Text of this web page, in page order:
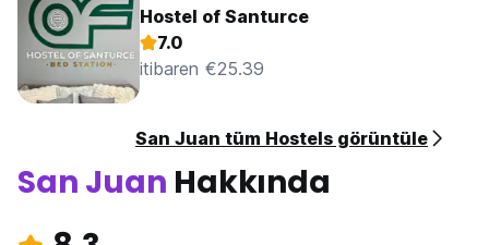
Hostel of Santurce
7.0
itibaren €25.39
San Juan tüm Hostels görüntüle
San Juan Hakkında